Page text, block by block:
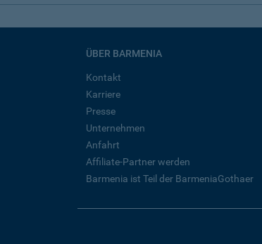
ÜBER BARMENIA
Kontakt
Karriere
Presse
Unternehmen
Anfahrt
Affiliate-Partner werden
Barmenia ist Teil der BarmeniaGothaer